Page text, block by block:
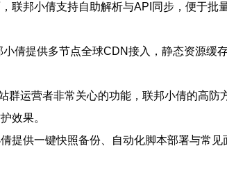
联邦小倩支持自助解析与API同步，便于
倩提供多节点全球CDN接入，静态资源缓
群运营者非常关心的功能，联邦小倩的高
效果。
提供一键快照备份、自动化脚本部署与常